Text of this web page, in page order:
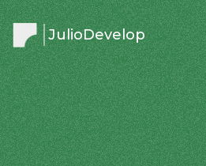
JulioDevelop